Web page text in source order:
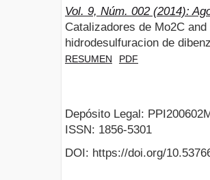
Vol. 9, Núm. 002 (2014):
Catalizadores de Mo2C
hidrodesulfuracion de
RESUMEN PDF
Depósito Legal:
ISSN: 1856-5301
DOI: https://doi.org/